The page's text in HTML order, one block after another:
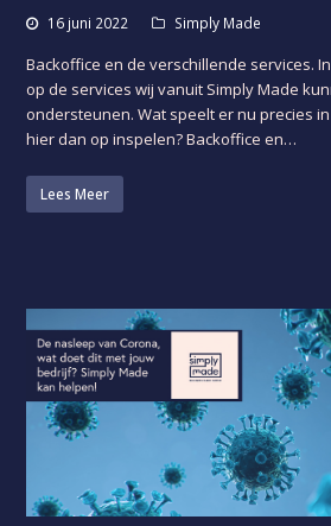
16 juni 2022 Simply Made
Backoffice en de verschillende services.
op de services wij vanuit Simply Made
ondersteunen. Wat speelt er nu precies
hier dan op inspelen? Backoffice en…
Lees Meer